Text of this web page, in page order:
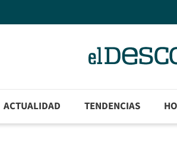
ACTUALIDAD TENDENCIAS